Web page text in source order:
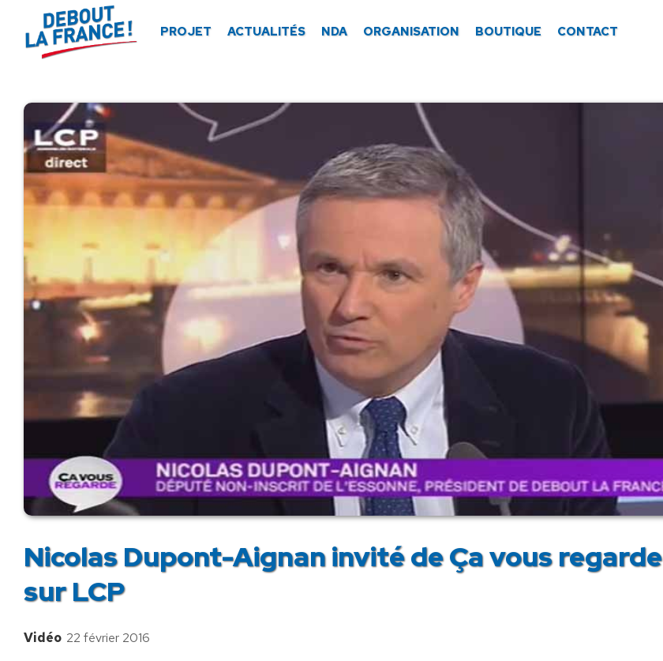
PROJET ACTUALITÉS NDA ORGANISATION BOUTIQUE CONTACT
Nicolas Dupont-Aignan invité de Ça vous regarde
sur LCP
Vidéo 22 février 2016
Panneau de gestion des cookies